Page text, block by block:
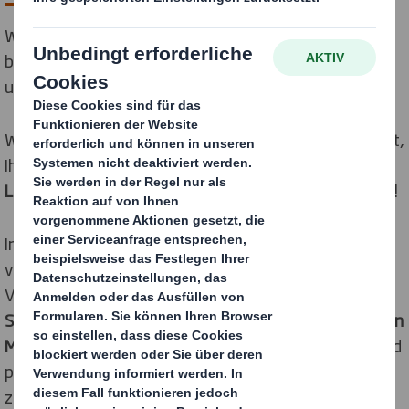
Wir designen Verpackungen, die die von Ihnen
benötigte Qualität und Leistung bieten, ohne dabei
unnötige Ressourcen zu verschwenden.
Wir gehen keine Kompromisse ein, wenn es darum geht,
Ihre Produkte zu schützen und Ihren
Lieferkreislauf effizienterzu gestalten. Wir tun beides!
Indem wir Ihr Unternehmen und Ihren Lieferkreislauf
verstehen, entwickeln wir die richtige
Verpackungslösung für Ihre Bedürfnisse.
Schutzdurch Verpackungen, die mitgenau der richtigen
Menge an Verpackungsmaterialentwickelt wurden und
perfekt geeignet sind, Ihren gesamten Lieferkreislauf
zu optimieren.